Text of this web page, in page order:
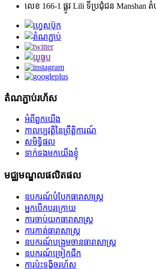
លេខ 166-1 ផ្លូវ Lili ទីប្រជុំជន Manshan តំ
តំណភ្ជាប់រហ័ស
អំពីពួកយើង
កាលប្បវត្តិនៃព្រឹត្តិការណ៍
សមិទ្ធិផល
ទាក់ទងមកយើងខ្ញុំ
មជ្ឈមណ្ឌលផលិតផល
ឧបករណ៍បំបែកធារាសាស្ត្រ
អ្នកបើកបរក្រោយ
ការចាប់យកធារាសាស្ត្រ
ការកាត់ធារាសាស្ត្រ
ឧបករណ៍បង្រួមចានធារាសាស្ត្រ
ឧបករណ៍ច្រៀកជីក
ការប៉ះទង្គិចរហ័ស